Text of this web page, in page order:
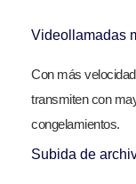
Videollamadas
Con más
transmiten con
congelamientos.
Subida de